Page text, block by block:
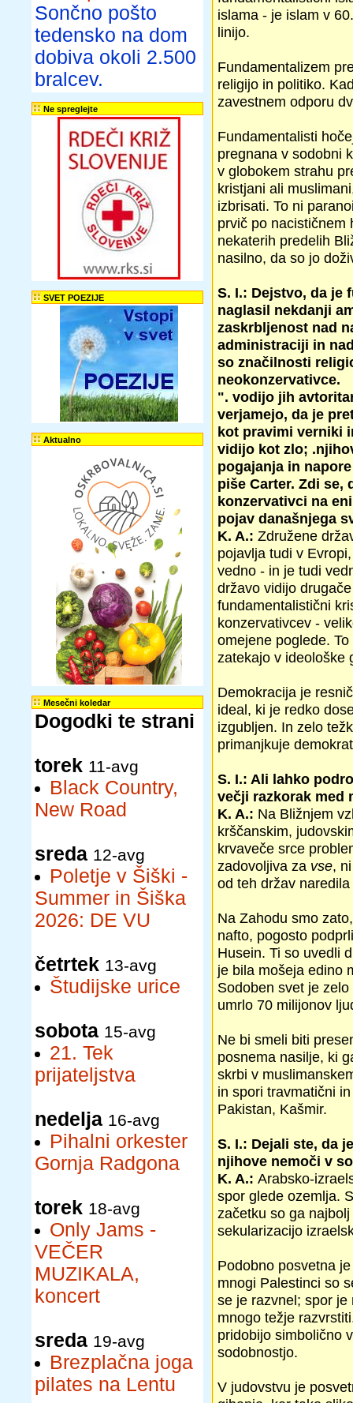
Sončno pošto
tedensko na dom
dobiva okoli 2.500
bralcev.
Ne spreglejte
SVET POEZIJE
Aktualno
Mesečni koledar
Dogodki te strani
torek 11-avg
Black Country,
New Road
sreda 12-avg
Poletje v Šiški -
Summer in Šiška
2026: DE VU
četrtek 13-avg
Študijske urice
sobota 15-avg
21. Tek
prijateljstva
nedelja 16-avg
Pihalni orkester
Gornja Radgona
torek 18-avg
Only Jams -
VEČER
MUZIKALA,
koncert
sreda 19-avg
Brezplačna joga
pilates na Lentu
islama - je islam v
linijo.
Fundamentalizem
religijo in politiko.
zavestnem odporu
Fundamentalisti
pregnana v sodobni
v globokem strahu
kristjani ali
izbrisati. To ni
prvič po nacističnem
nekaterih predelih
nasilno, da so jo
S. I.: Dejstvo, da je
naglasil nekdanji
zaskrbljenost nad
administraciji in
so značilnosti
neokonzervativce.
". vodijo jih
verjamejo, da je
kot pravimi verniki
vidijo kot zlo;
pogajanja in
piše Carter. Zdi se,
konzervativci na
pojav današnjega
K. A.: Združene
pojavlja tudi v
vedno - in je tudi
državo vidijo
fundamentalistični
konzervativcev -
omejene poglede.
zatekajo v ideološke
Demokracija je
ideal, ki je redko
izgubljen. In zelo
primanjkuje
S. I.: Ali lahko
večji razkorak med
K. A.: Na Bližnjem
krščanskim,
krvaveče srce
zadovoljiva za vse,
od teh držav
Na Zahodu smo
nafto, pogosto
Husein. Ti so uvedli
je bila mošeja edino
Sodoben svet je
umrlo 70 milijonov
Ne bi smeli biti
posnema nasilje, ki
skrbi v
in spori travmatični
Pakistan, Kašmir.
S. I.: Dejali ste, da
njihove nemoči v
K. A.: Arabsko-
spor glede ozemlja.
začetku so ga
sekularizacijo
Podobno posvetna
mnogi Palestinci so
se je razvnel; spor
mnogo težje
pridobijo simbolično
sodobnostjo.
V judovstvu je